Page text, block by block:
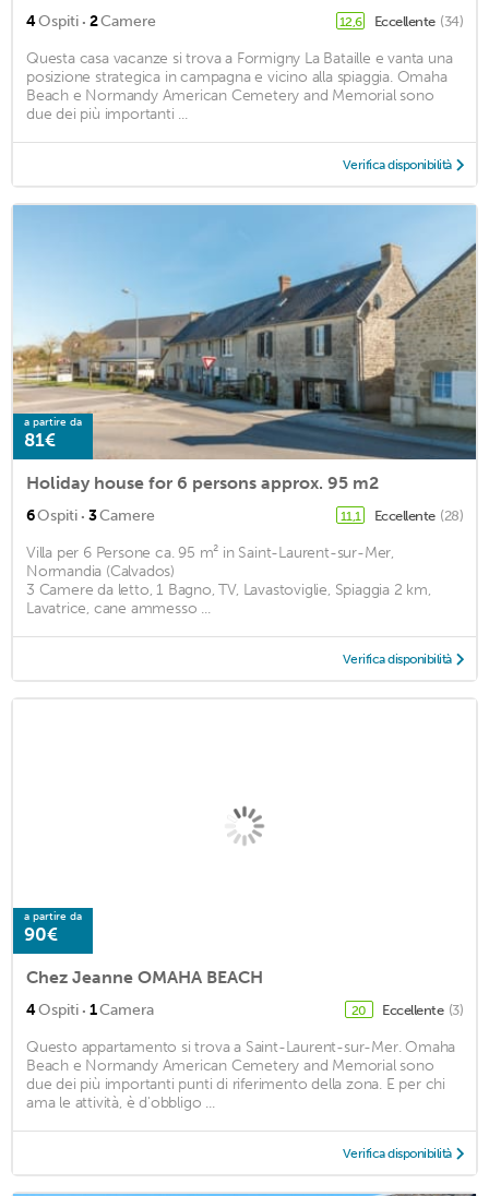
4Ospiti · 2Camere 12,6 Eccellente (34)
Questa casa vacanze si trova a Formigny La Bataille e vanta una
posizione strategica in campagna e vicino alla spiaggia. Omaha
Beach e Normandy American Cemetery and Memorial sono
due dei più importanti ...
Verifica disponibilità
a partire da
81€
Holiday house for 6 persons approx. 95 m2
6Ospiti · 3Camere 11,1 Eccellente (28)
Villa per 6 Persone ca. 95 m² in Saint-Laurent-sur-Mer,
Normandia (Calvados)
3 Camere da letto, 1 Bagno, TV, Lavastoviglie, Spiaggia 2 km,
Lavatrice, cane ammesso ...
Verifica disponibilità
a partire da
90€
Chez Jeanne OMAHA BEACH
4Ospiti · 1Camera 20 Eccellente (3)
Questo appartamento si trova a Saint-Laurent-sur-Mer. Omaha
Beach e Normandy American Cemetery and Memorial sono
due dei più importanti punti di riferimento della zona. E per chi
ama le attività, è d'obbligo ...
Verifica disponibilità